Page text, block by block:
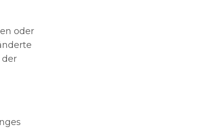
oder